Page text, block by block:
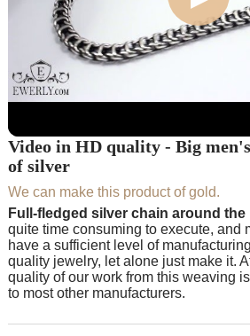
Video in HD quality - Big
of silver
We can make this product of gold.
Full-fledged silver chain around the
quite time consuming to execute, and
have a sufficient level of
quality jewelry, let alone just make it.
quality of our work from this weaving
to most other manufacturers.